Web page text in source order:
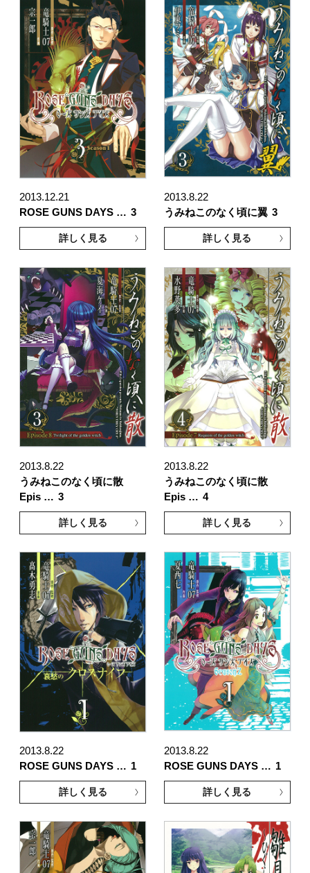
2013.12.21
ROSE GUNS DAYS … 3
詳しく見る
2013.8.22
うみねこのなく頃に翼 3
詳しく見る
2013.8.22
うみねこのなく頃に散
Epis … 3
詳しく見る
2013.8.22
うみねこのなく頃に散
Epis … 4
詳しく見る
2013.8.22
ROSE GUNS DAYS … 1
詳しく見る
2013.8.22
ROSE GUNS DAYS … 1
詳しく見る